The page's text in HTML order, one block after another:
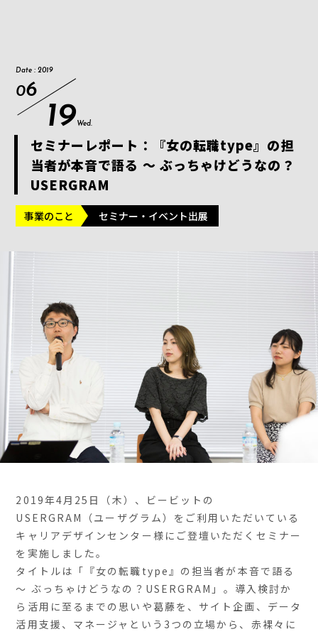
Date : 2019
06
19Wed.
セミナーレポート：『女の転職type』の担
当者が本音で語る 〜 ぶっちゃけどうなの？
USERGRAM
事業のこと セミナー・イベント出展
2019年4月25日（木）、ビービットの
USERGRAM（ユーザグラム）をご利用いただいている
キャリアデザインセンター様にご登壇いただくセミナー
を実施しました。
タイトルは「『女の転職type』の担当者が本音で語る
〜 ぶっちゃけどうなの？USERGRAM」。導入検討か
ら活用に至るまでの思いや葛藤を、サイト企画、データ
活用支援、マネージャという3つの立場から、赤裸々に